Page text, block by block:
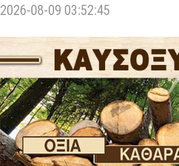
2026-08-09 03:52:45